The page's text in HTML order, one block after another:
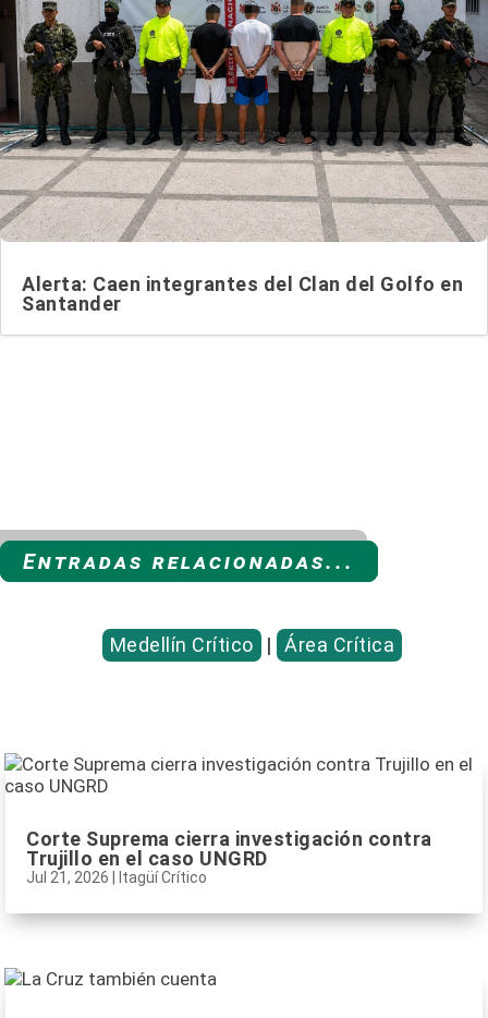
Alerta: Caen integrantes del Clan del Golfo en
Santander
Entradas relacionadas...
Medellín Crítico | Área Crítica
Corte Suprema cierra investigación contra
Trujillo en el caso UNGRD
Jul 21, 2026 Itagüí Crítico